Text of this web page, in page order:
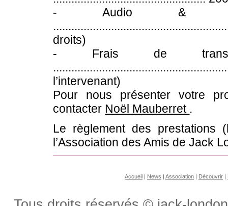
- Audio &
droits)
- Frais de
l’intervenant)
Pour nous présenter votre
contacter Noël Mauberret .
Le règlement des prestations
l’Association des Amis de Jack
Accueil | News | Association | Découvrir |